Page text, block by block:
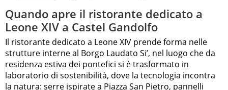
Quando apre il ristorante dedicato a
Leone XIV a Castel Gandolfo
Il ristorante dedicato a Leone XIV prende forma nelle
strutture interne al Borgo Laudato Si’, nel luogo che da
residenza estiva dei pontefici si è trasformato in
laboratorio di sostenibilità, dove la tecnologia incontra
la natura: serre ispirate a Piazza San Pietro, pannelli